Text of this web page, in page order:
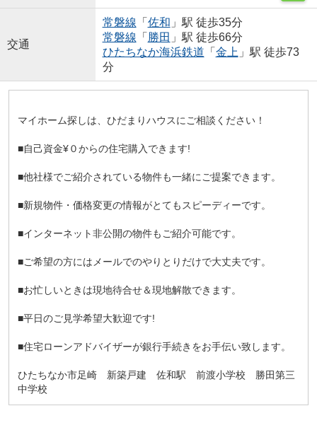
交通
常磐線 「 佐和 」駅 徒歩35分
常磐線 「 勝田 」駅 徒歩66分
ひたちなか海浜鉄道 「 金上 」駅 徒歩73
分
マイホーム探しは、ひだまりハウスにご相談ください！
■自己資金¥０からの住宅購入できます!
■他社様でご紹介されている物件も一緒にご提案できます。
■新規物件・価格変更の情報がとてもスピーディーです。
■インターネット非公開の物件もご紹介可能です。
■ご希望の方にはメールでのやりとりだけで大丈夫です。
■お忙しいときは現地待合せ＆現地解散できます。
■平日のご見学希望大歓迎です!
■住宅ローンアドバイザーが銀行手続きをお手伝い致します。
ひたちなか市足崎 新築戸建 佐和駅 前渡小学校 勝田第三
中学校